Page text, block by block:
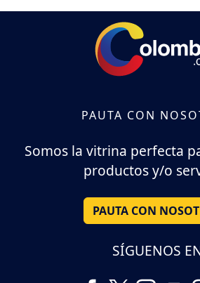
PAUTA CON
Somos la vitrina perfecta
productos y/o
PAUTA CON
SÍGUENOS